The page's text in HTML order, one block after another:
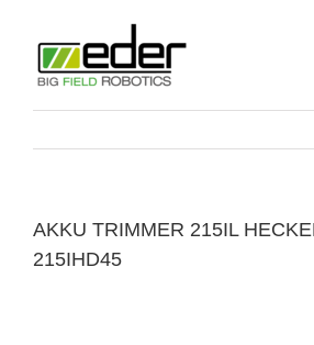
springen
AKKU TRIMMER 215IL
215IHD45